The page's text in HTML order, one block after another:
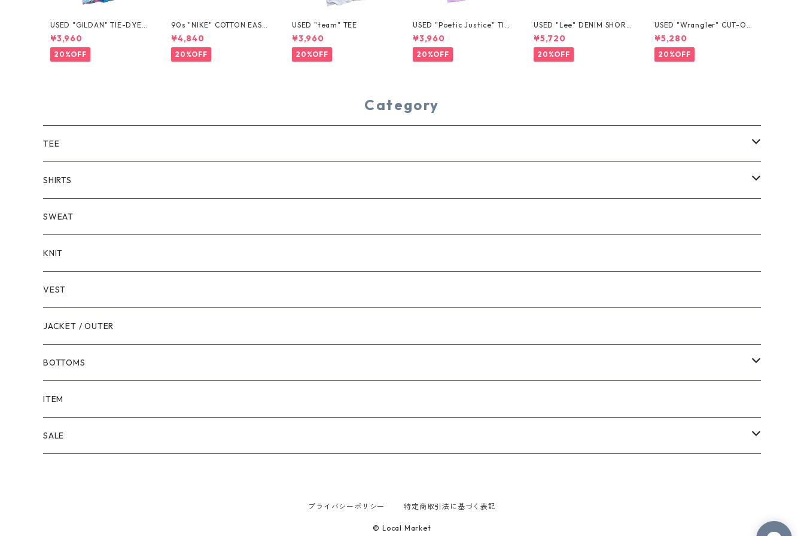
USED "GILDAN" TIE-DYE T
EE
¥3,960
20%OFF
90s "NIKE" COTTON EASY
SHORTS
¥4,840
20%OFF
USED "team" TEE
¥3,960
20%OFF
USED "Poetic Justice" TIE
-DYE TEE
¥3,960
20%OFF
USED "Lee" DENIM SHORT
S
¥5,720
20%OFF
USED "Wrangler" CUT-OF
F DENIM SHORTS
¥5,280
20%OFF
Category
TEE
SHORT SLEEVE
LONG SLEEVE
SHIRTS
SHORT SLEEVE
LONG SLEEVE
SWEAT
KNIT
VEST
JACKET / OUTER
BOTTOMS
SHORTS
PANTS
ITEM
SALE
プライバシーポリシー 特定商取引法に基づく表記
© Local Market